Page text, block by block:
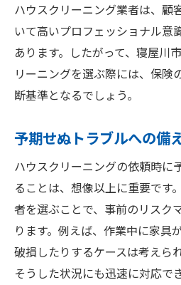
ハウスクリーニング業者は、顧
いて高いプロフェッショナル意
あります。したがって、寝屋川
リーニングを選ぶ際には、保険
断基準となるでしょう。
予期せぬトラブルへの備
ハウスクリーニングの依頼時に
ることは、想像以上に重要です
者を選ぶことで、事前のリスク
ります。例えば、作業中に家具
破損したりするケースは考えら
そうした状況にも迅速に対応で